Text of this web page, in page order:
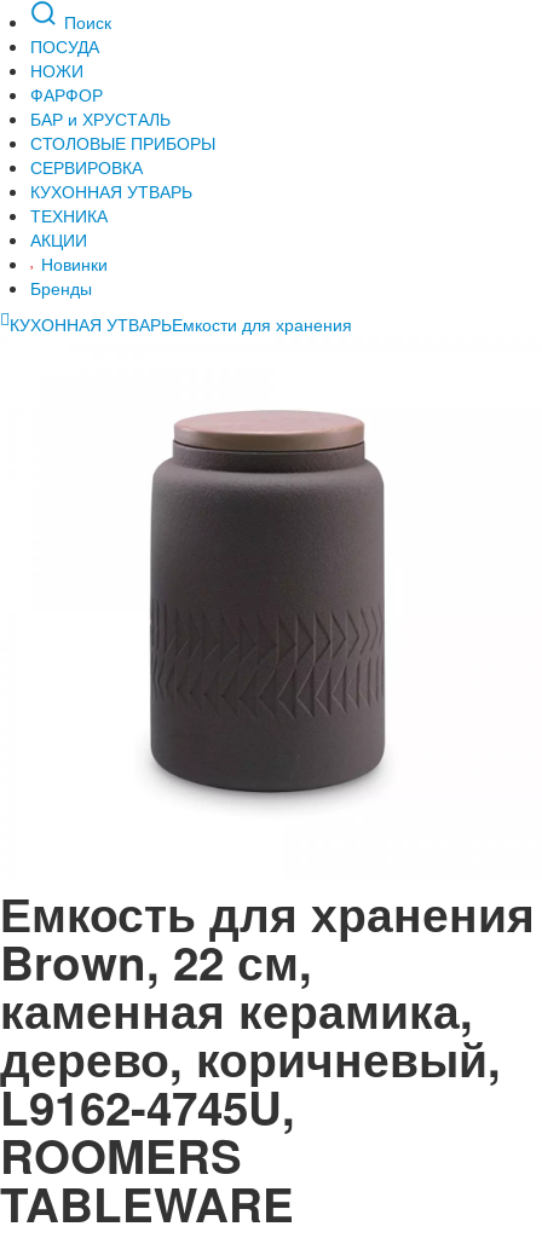
Поиск
ПОСУДА
НОЖИ
ФАРФОР
БАР и ХРУСТАЛЬ
СТОЛОВЫЕ ПРИБОРЫ
СЕРВИРОВКА
КУХОННАЯ УТВАРЬ
ТЕХНИКА
АКЦИИ
Новинки
Бренды
КУХОННАЯ УТВАРЬЕмкости для хранения
Емкость для хранения
Brown, 22 см,
каменная керамика,
дерево, коричневый,
L9162-4745U,
ROOMERS
TABLEWARE